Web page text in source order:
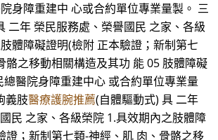
身障重建中 心或合約單位專業量製。 三
二年 榮民服務處、榮譽國民 之家、各級
體障礙證明(檢附 正本驗證；新制第七
骼之移動相關構造及其功 能 05 肢體障礙
醫院身障重建中心 或合約單位專業量
義肢醫療護腕推薦(自體驅動式) 具 二年
民 之家、各級榮院 1.具效期內之肢體障
證；新制第七類-神經、肌 肉、骨骼之移